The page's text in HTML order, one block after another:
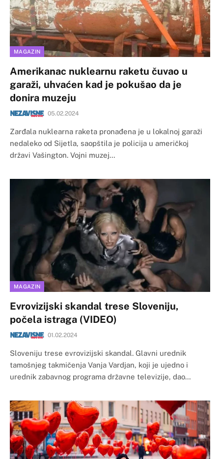
MAGAZIN
Amerikanac nuklearnu raketu čuvao u
garaži, uhvaćen kad je pokušao da je
donira muzeju
05.02.2024
Zarđala nuklearna raketa pronađena je u lokalnoj garaži
nedaleko od Sijetla, saopštila je policija u američkoj
državi Vašington. Vojni muzej…
MAGAZIN
Evrovizijski skandal trese Sloveniju,
počela istraga (VIDEO)
01.02.2024
Sloveniju trese evrovizijski skandal. Glavni urednik
tamošnjeg takmičenja Vanja Vardjan, koji je ujedno i
urednik zabavnog programa državne televizije, dao…